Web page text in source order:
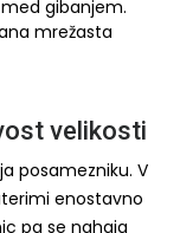
gibanjem.
mrežasta
velikosti
posamezniku. V
enostavno
pa se nahaja